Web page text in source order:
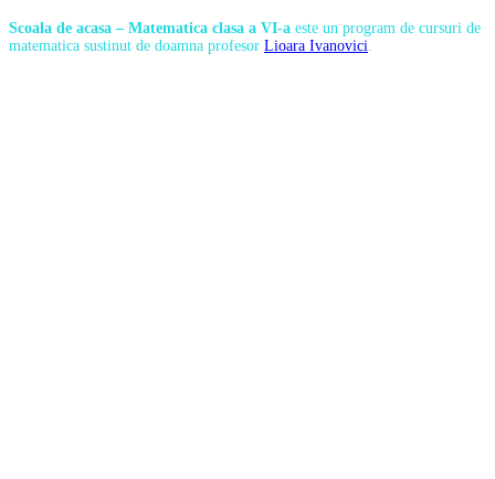
Scoala de acasa – Matematica clasa a VI-a este un program de cursuri de
matematica sustinut de doamna profesor Lioara Ivanovici.